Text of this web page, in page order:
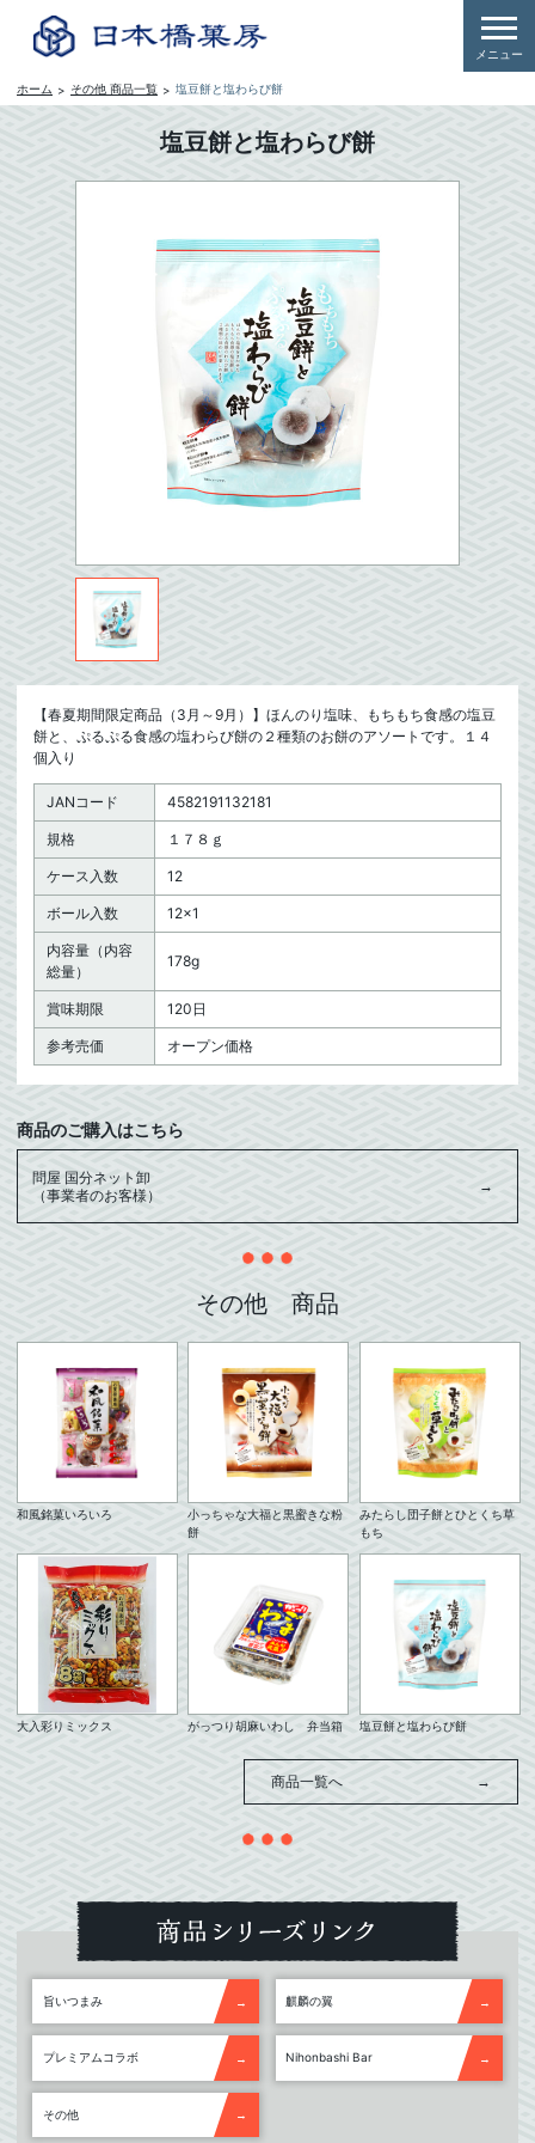
メニュー
ホーム その他 商品一覧 塩豆餅と塩わらび餅
塩豆餅と塩わらび餅
【春夏期間限定商品（3月～9月）】ほんのり塩味、もちもち食感の塩豆
餅と、ぷるぷる食感の塩わらび餅の２種類のお餅のアソートです。１４
個入り
JANコード 4582191132181
規格 １７８ｇ
ケース入数 12
ボール入数 12×1
内容量（内容
総量）
178g
賞味期限 120日
参考売価 オープン価格
商品のご購入はこちら
問屋 国分ネット卸
（事業者のお客様）
その他 商品
和風銘菓いろいろ
小っちゃな大福と黒蜜きな粉
餅
みたらし団子餅とひとくち草
もち
大入彩りミックス がっつり胡麻いわし 弁当箱 塩豆餅と塩わらび餅
商品一覧へ
旨いつまみ 麒麟の翼
プレミアムコラボ Nihonbashi Bar
その他